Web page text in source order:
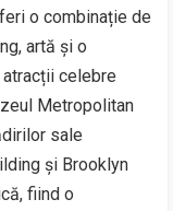
o combinație de
artă și o
celebre
Metropolitan
sale
și Brooklyn
fiind o